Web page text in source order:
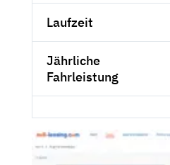
Laufzeit
Jährliche
Fahrleistung